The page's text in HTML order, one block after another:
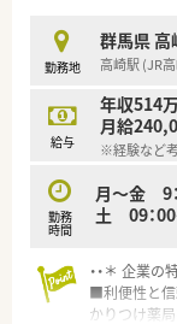
■育児休暇
時短勤務が
■年間休日
■日用品か
たくさんあ
勤務地
群馬県 高
高崎駅 (JR
給与
年収514
月給
※経験など
勤務
時間
月～金 9
土 09：
・・＊ 企業の
■利便性と信
かりつけ薬